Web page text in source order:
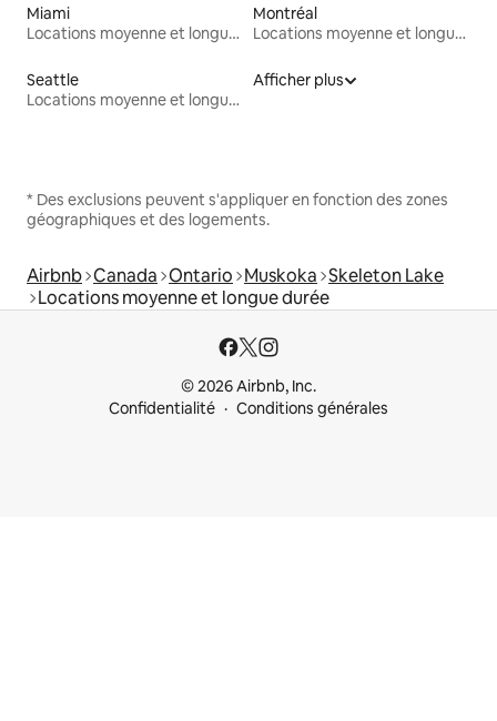
Miami
Locations moyenne et longue durée
Montréal
Locations moyenne et longue durée
Seattle
Locations moyenne et longue durée
Afficher plus
* Des exclusions peuvent s'appliquer en fonction des zones
géographiques et des logements.
Airbnb Canada Ontario Muskoka Skeleton Lake
Locations moyenne et longue durée
© 2026 Airbnb, Inc.
Confidentialité
Conditions générales